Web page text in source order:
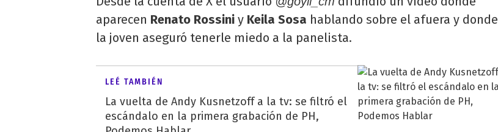
aparecen Renato Rossini y Keila Sosa hablando sobre el afuera y donde
la joven aseguró tenerle miedo a la panelista.
LEÉ TAMBIÉN
La vuelta de Andy Kusnetzoff a la tv: se filtró el
escándalo en la primera grabación de PH,